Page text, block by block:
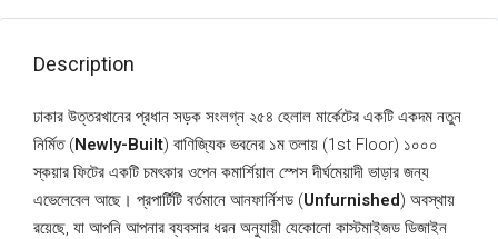
Description
ঢাকার উত্তরখানের প্রধান সড়ক সংলগ্ন ২৫৪ হেলাল মার্কেটের একটি একদম নতুন
নির্মিত (Newly-Built) বাণিজ্যিক ভবনের ১ম তলায় (1st Floor) ১০০০
স্কয়ার ফিটের একটি চমৎকার ওপেন কমার্শিয়াল স্পেস দীর্ঘমেয়াদী ভাড়ার জন্য
এভেলেবেল আছে। প্রপার্টিটি বর্তমানে আনফার্নিশড (Unfurnished) অবস্থায়
রয়েছে, যা আপনি আপনার ব্যবসার ধরন অনুযায়ী যেকোনো কাস্টমাইজড ডিজাইন